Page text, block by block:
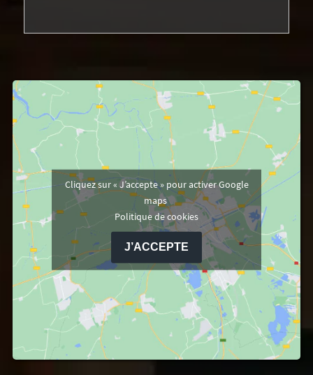
Cliquez sur « J’accepte » pour activer Google
maps
Politique de cookies
J’ACCEPTE